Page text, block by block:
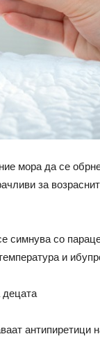
мора да се
за
симнува со
и
децата
антипиретици